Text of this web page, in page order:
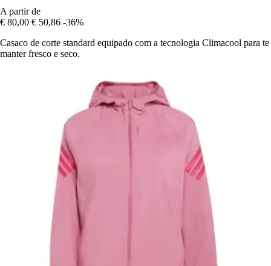
A partir de
€ 80,00 € 50,86 -36%
Casaco de corte standard equipado com a tecnologia Climacool para te
manter fresco e seco.